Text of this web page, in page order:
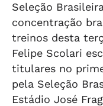
Seleção
concentração
treinos desta
Felipe Scolari
titulares no
pela Seleção
Estádio José